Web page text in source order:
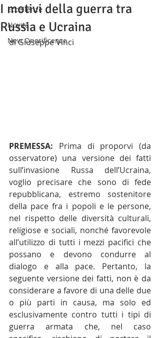
Eccellenze
Novità
New Onorificenze
I motivi della guerra tra
Russia e Ucraina
di Giuseppe Vinci
PREMESSA: Prima di proporvi (da
osservatore) una versione dei fatti
sull’invasione Russa dell’Ucraina,
voglio precisare che sono di fede
repubblicana, estremo sostenitore
della pace fra i popoli e le persone,
nel rispetto delle diversità culturali,
religiose e sociali, nonché favorevole
all’utilizzo di tutti i mezzi pacifici che
possano e devono condurre al
dialogo e alla pace. Pertanto, la
seguente versione dei fatti, non è da
considerare a favore di una delle due
o più parti in causa, ma solo ed
esclusivamente contro tutti i tipi di
guerra armata che, nel caso